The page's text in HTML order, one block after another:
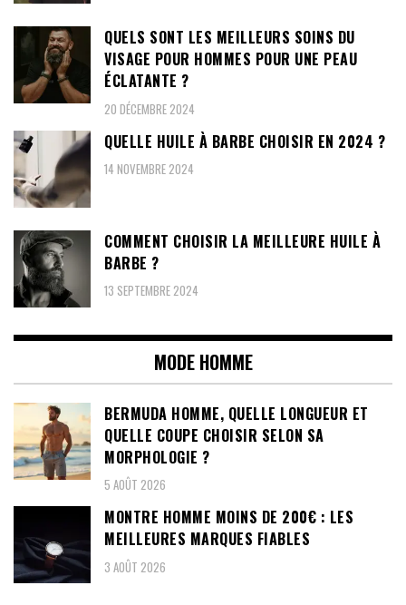
QUELS SONT LES MEILLEURS SOINS DU
VISAGE POUR HOMMES POUR UNE PEAU
ÉCLATANTE ?
20 DÉCEMBRE 2024
QUELLE HUILE À BARBE CHOISIR EN 2024 ?
14 NOVEMBRE 2024
COMMENT CHOISIR LA MEILLEURE HUILE À
BARBE ?
13 SEPTEMBRE 2024
MODE HOMME
BERMUDA HOMME, QUELLE LONGUEUR ET
QUELLE COUPE CHOISIR SELON SA
MORPHOLOGIE ?
5 AOÛT 2026
MONTRE HOMME MOINS DE 200€ : LES
MEILLEURES MARQUES FIABLES
3 AOÛT 2026